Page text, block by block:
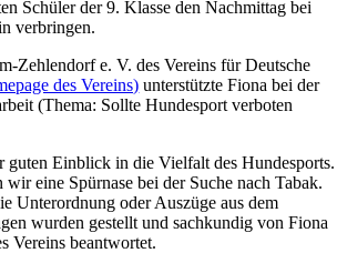
Schüler der 9. Klasse den Nachmittag bei
verbringen.
Zehlendorf e. V. des Vereins für Deutsche
des Vereins) unterstützte Fiona bei der
(Thema: Sollte Hundesport verboten
guten Einblick in die Vielfalt des Hundesports.
wir eine Spürnase bei der Suche nach Tabak.
Unterordnung oder Auszüge aus dem
wurden gestellt und sachkundig von Fiona
Vereins beantwortet.